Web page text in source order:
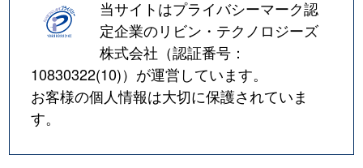
当サイトはプライバシーマーク認
定企業のリビン・テクノロジーズ
株式会社（認証番号：
10830322(10)）が運営しています。
お客様の個人情報は大切に保護されていま
す。